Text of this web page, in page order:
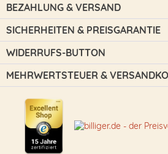
BEZAHLUNG & VERSAND
SICHERHEITEN & PREISGARANTIE
WIDERRUFS-BUTTON
MEHRWERTSTEUER &